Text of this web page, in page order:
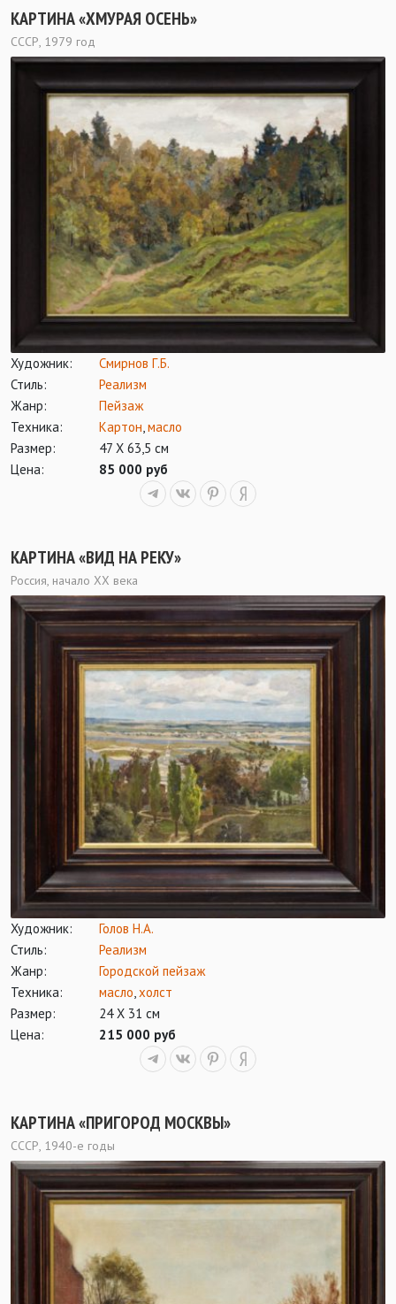
КАРТИНА «ХМУРАЯ ОСЕНЬ»
СССР, 1979 год
Художник:
Смирнов Г.Б.
Стиль:
Реализм
Жанр:
Пейзаж
Техника:
Картон,масло
Размер:
47 Х 63,5 см
Цена:
85 000 руб
КАРТИНА «ВИД НА РЕКУ»
Россия, начало XX века
Художник:
Голов Н.А.
Стиль:
Реализм
Жанр:
Городской пейзаж
Техника:
масло,холст
Размер:
24 Х 31 см
Цена:
215 000 руб
КАРТИНА «ПРИГОРОД МОСКВЫ»
СССР, 1940-е годы